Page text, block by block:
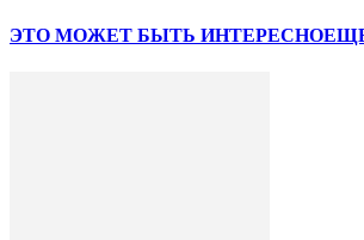
ЭТО МОЖЕТ БЫТЬ ИНТЕРЕСНО